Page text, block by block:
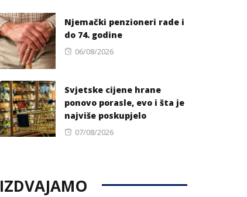
Njemački penzioneri rade i
do 74. godine
Posted
06/08/2026
Svjetske cijene hrane
ponovo porasle, evo i šta je
najviše poskupjelo
Posted
07/08/2026
IZDVAJAMO